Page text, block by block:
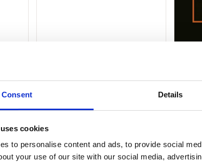
Consent Details
cookies
to personalise content and ads, to provide social
your use of our site with our social media,